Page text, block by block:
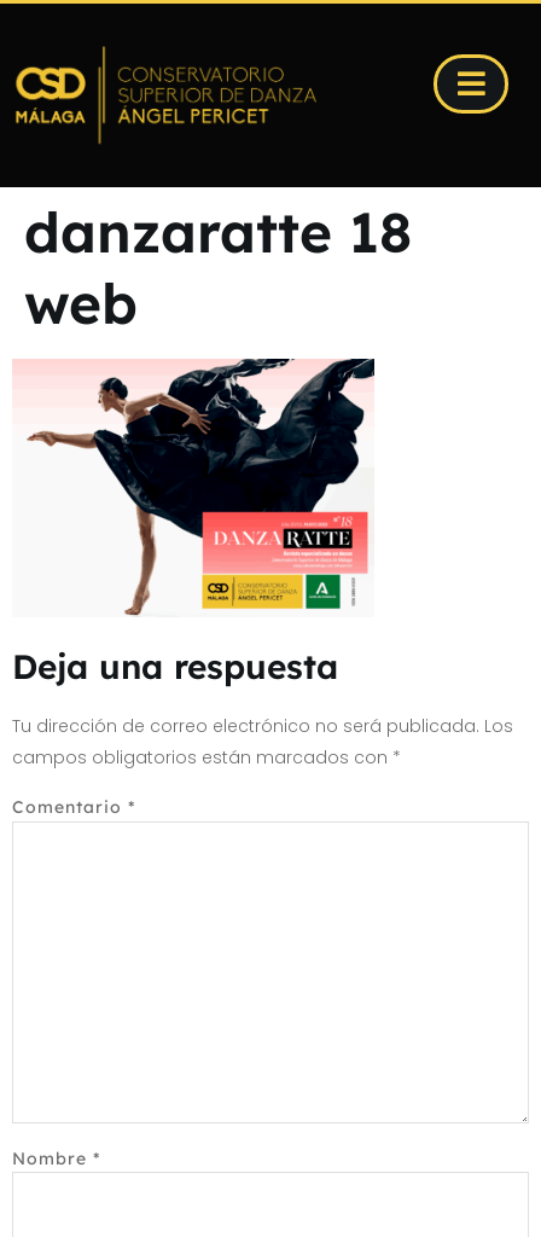
danzaratte 18
web
Deja una respuesta
Tu dirección de correo electrónico no será publicada. Los
campos obligatorios están marcados con *
Comentario *
Nombre *